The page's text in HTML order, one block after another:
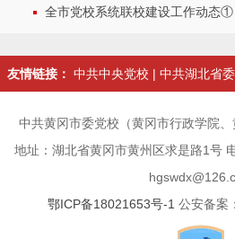
全市党校系统联校建设工作动态①
友情链接： 中共中央党校 | 中共湖北省
中共黄冈市委党校（黄冈市行政学院
地址：湖北省黄冈市黄州区求是路1号
鄂ICP备18021653号-1 公安备案